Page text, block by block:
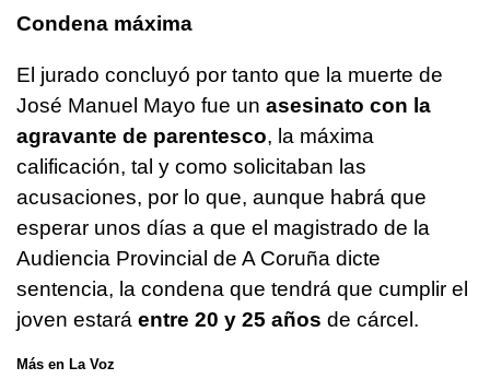
Condena máxima
El jurado concluyó por tanto que la muerte de
José Manuel Mayo fue un asesinato con la
agravante de parentesco, la máxima
calificación, tal y como solicitaban las
acusaciones, por lo que, aunque habrá que
esperar unos días a que el magistrado de la
Audiencia Provincial de A Coruña dicte
sentencia, la condena que tendrá que cumplir el
joven estará entre 20 y 25 años de cárcel.
Más en La Voz